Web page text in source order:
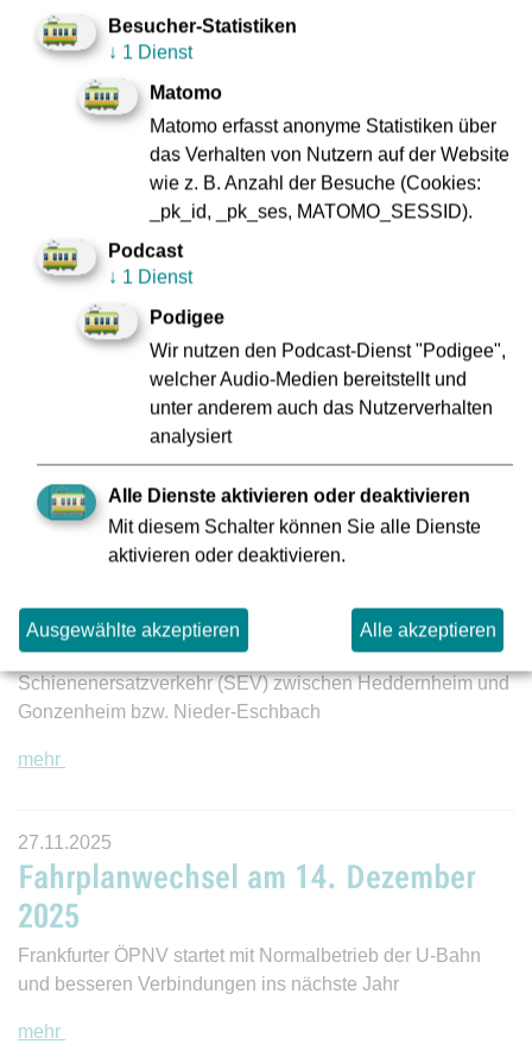
Kabelzugarbeiten machen Sperrungen
auf der U6 und U7 notwendig
Die U-Bahnlinie U4 hilft aus.
Gemeinsames Projekt von VGF und
Stadt Frankfurt:
Barrierefreier Ausbau der Haltestellen
„Stresemannallee/Mörfelder Landstraße“ erfolgreich
03.12.2025
Fahrstromarbeiten:
Betriebsunterbrechung auf den Linien
U2 und U9
Schienenersatzverkehr (SEV) zwischen Heddernheim und
Gonzenheim bzw. Nieder-Eschbach
mehr
27.11.2025
Fahrplanwechsel am 14. Dezember
2025
Frankfurter ÖPNV startet mit Normalbetrieb der U-Bahn
und besseren Verbindungen ins nächste Jahr
mehr
Besucher-Statistiken
↓ 1 Dienst
Matomo
Matomo erfasst anonyme Statistiken über
das Verhalten von Nutzern auf der Website
wie z. B. Anzahl der Besuche (Cookies:
_pk_id, _pk_ses, MATOMO_SESSID).
Podcast
↓ 1 Dienst
Podigee
Wir nutzen den Podcast-Dienst "Podigee",
welcher Audio-Medien bereitstellt und
unter anderem auch das Nutzerverhalten
analysiert
Alle Dienste aktivieren oder deaktivieren
Mit diesem Schalter können Sie alle Dienste
aktivieren oder deaktivieren.
Ausgewählte akzeptieren Alle akzeptieren